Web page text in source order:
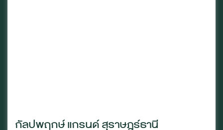
กัลปพฤกษ์ แกรนด์ สุราษฎร์ธานี